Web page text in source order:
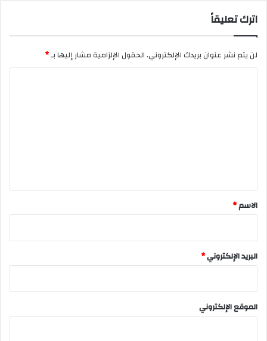
اترك تعليقاً
لن يتم نشر عنوان بريدك الإلكتروني.الحقول الإلزامية مشار إليها بـ*
*
الاسم*
البريد الإلكتروني*
الموقع الإلكتروني